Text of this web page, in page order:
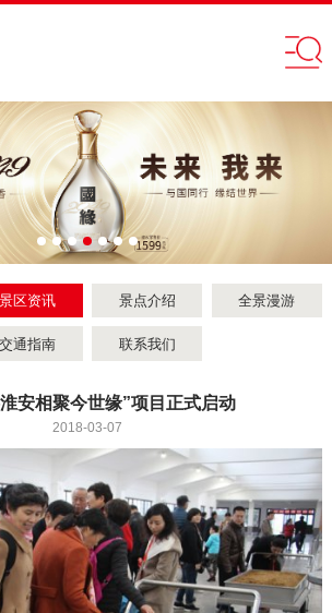
景区资讯 景点介绍 全景漫游
交通指南 联系我们
安相聚今世缘”项目正式启动
2018-03-07